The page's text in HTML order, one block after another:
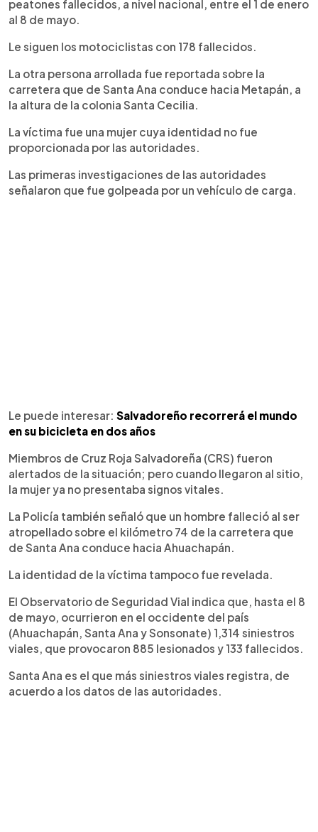
peatones fallecidos, a nivel nacional, entre el 1 de enero
al 8 de mayo.
Le siguen los motociclistas con 178 fallecidos.
La otra persona arrollada fue reportada sobre la
carretera que de Santa Ana conduce hacia Metapán, a
la altura de la colonia Santa Cecilia.
La víctima fue una mujer cuya identidad no fue
proporcionada por las autoridades.
Las primeras investigaciones de las autoridades
señalaron que fue golpeada por un vehículo de carga.
Le puede interesar: Salvadoreño recorrerá el mundo
en su bicicleta en dos años
Miembros de Cruz Roja Salvadoreña (CRS) fueron
alertados de la situación; pero cuando llegaron al sitio,
la mujer ya no presentaba signos vitales.
La Policía también señaló que un hombre falleció al ser
atropellado sobre el kilómetro 74 de la carretera que
de Santa Ana conduce hacia Ahuachapán.
La identidad de la víctima tampoco fue revelada.
El Observatorio de Seguridad Vial indica que, hasta el 8
de mayo, ocurrieron en el occidente del país
(Ahuachapán, Santa Ana y Sonsonate) 1,314 siniestros
viales, que provocaron 885 lesionados y 133 fallecidos.
Santa Ana es el que más siniestros viales registra, de
acuerdo a los datos de las autoridades.